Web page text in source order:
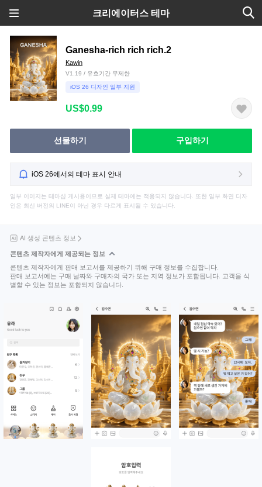
크리에이터스 테마
Ganesha-rich rich rich.2
Kawin
V1.19 / 유효기간 무제한
iOS 26 디자인 일부 지원
US$0.99
선물하기 구입하기
iOS 26에서의 테마 표시 안내
일부 이미지는 테마샵 게시용이므로 실제 테마에는 적용되지 않습니다. 또한 일부 화면 디자
인은 최신 버전의 LINE이 아닌 경우 다르게 표시될 수 있습니다.
AI 생성 콘텐츠 정보
콘텐츠 제작자에게 제공되는 정보
콘텐츠 제작자에게 판매 보고서를 제공하기 위해 구매 정보를 수집합니다.
판매 보고서에는 구매 날짜와 구매자의 국가 또는 지역 정보가 포함됩니다. 고객을 식
별할 수 있는 정보는 포함되지 않습니다.